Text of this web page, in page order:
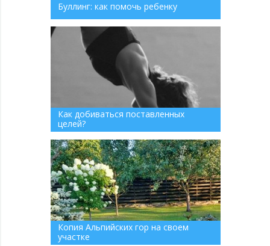
Буллинг: как помочь ребенку
Как добиваться поставленных
целей?
Копия Альпийских гор на своем
участке